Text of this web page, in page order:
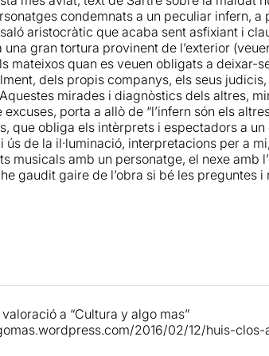
és genial, l'escenografia i el vestuari de
i és del tot fidel a les anotacions de
Imperi, hi ha una làmpada barroca
de Barbedienne i un tallapapers, i tres
A un costat hi ha una porta
cinta vermella acabarà de tancar l’espai
particular.
de la figuristaMíriam Compte, és de l’estil
ens diu molt de la personalitat i
aconsegueix veritablement que tinguem la
de
obra tan complexa, ens la fan creïble,
por. Patrícia Mendozaen el paper d’Inés,
la seva ràbia, el desig, l’odi, l’angoixa...
és el més intens. Per haver-la vist des de
a Inquietuds
condemnats a un peculiar infern,
aristocràtic que acaba sent asfixiant i
gran tortura provinent de l’exterior
mateixos quan es veuen obligats a deixar-
dels propis companys, els seus
mirades i diagnòstics dels altres,
porta a allò de “l’infern són els
que obliga els intèrprets i espectadors a
ús de la il·luminació, interpretacions per a
musicals amb un personatge, el nexe amb
gaudit gaire de l’obra si bé les preguntes
a “Cultura y algo mas”
2016/02/12/huis-